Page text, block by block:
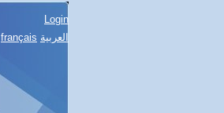
Login
français العربية